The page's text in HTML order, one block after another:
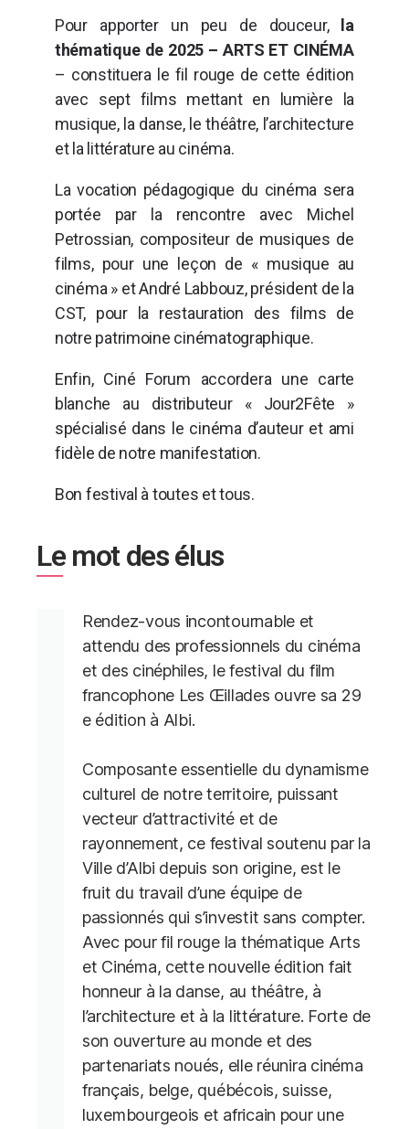
Pour apporter un peu de douceur,la
thématique de 2025 – ARTS ET CINÉMA
– constituera le fil rouge de cette édition
avec sept films mettant en lumière la
musique, la danse, le théâtre, l’architecture
et la littérature au cinéma.
La vocation pédagogique du cinéma sera
portée par la rencontre avec Michel
Petrossian, compositeur de musiques de
films, pour une leçon de « musique au
cinéma » et André Labbouz, président de la
CST, pour la restauration des films de
notre patrimoine cinématographique.
Enfin, Ciné Forum accordera une carte
blanche au distributeur « Jour2Fête »
spécialisé dans le cinéma d’auteur et ami
fidèle de notre manifestation.
Bon festival à toutes et tous.
Le mot des élus
Rendez-vous incontournable et
attendu des professionnels du cinéma
et des cinéphiles, le festival du film
francophone Les Œillades ouvre sa 29
e édition à Albi.
Composante essentielle du dynamisme
culturel de notre territoire, puissant
vecteur d’attractivité et de
rayonnement, ce festival soutenu par la
Ville d’Albi depuis son origine, est le
fruit du travail d’une équipe de
passionnés qui s’investit sans compter.
Avec pour fil rouge la thématique Arts
et Cinéma, cette nouvelle édition fait
honneur à la danse, au théâtre, à
l’architecture et à la littérature. Forte de
son ouverture au monde et des
partenariats noués, elle réunira cinéma
français, belge, québécois, suisse,
luxembourgeois et africain pour une